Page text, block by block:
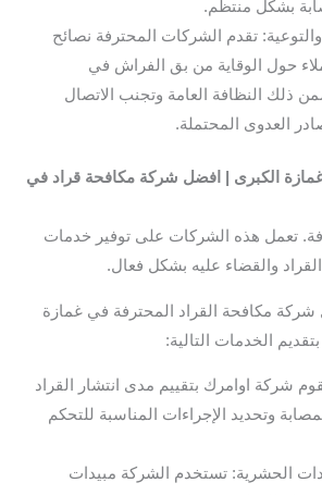
بشكل منتظم.
والتوعية: تقدم الشركات المحترفة نصائح
حول الوقاية من بق الفراش في
ذلك النظافة العامة وتجنب الاتصال
العدوى المحتملة.
الكبرى | افضل شركة مكافحة قراد في
تعمل هذه الشركات على توفير خدمات
والقضاء عليه بشكل فعال.
شركة مكافحة القراد المحترفة في غمازة
الخدمات التالية:
شركة اوامرك بتقييم مدى انتشار القراد
وتحديد الإجراءات المناسبة للتحكم
الحشرية: تستخدم الشركة مبيدات